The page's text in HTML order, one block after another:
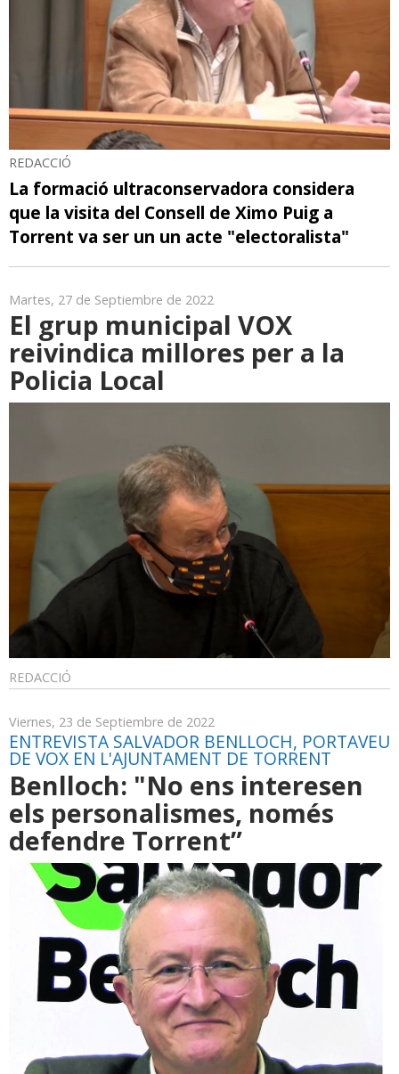
REDACCIÓ
La formació ultraconservadora considera
que la visita del Consell de Ximo Puig a
Torrent va ser un un acte "electoralista"
Martes, 27 de Septiembre de 2022
El grup municipal VOX
reivindica millores per a la
Policia Local
REDACCIÓ
Viernes, 23 de Septiembre de 2022
ENTREVISTA SALVADOR BENLLOCH, PORTAVEU
DE VOX EN L'AJUNTAMENT DE TORRENT
Benlloch: "No ens interesen
els personalismes, només
defendre Torrent”